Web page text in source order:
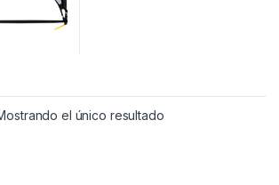
el único resultado